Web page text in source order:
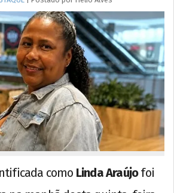
como Linda Araújofoi